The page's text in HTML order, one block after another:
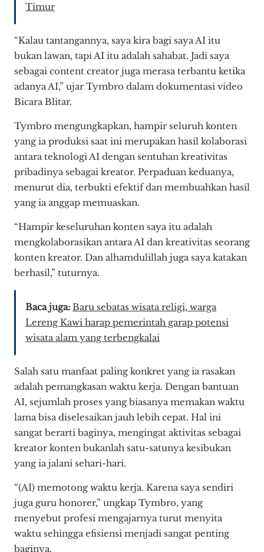
Timur
“Kalau tantangannya, saya kira bagi saya AI itu
bukan lawan, tapi AI itu adalah sahabat. Jadi saya
sebagai content creator juga merasa terbantu ketika
adanya AI,” ujar Tymbro dalam dokumentasi video
Bicara Blitar.
Tymbro mengungkapkan, hampir seluruh konten
yang ia produksi saat ini merupakan hasil kolaborasi
antara teknologi AI dengan sentuhan kreativitas
pribadinya sebagai kreator. Perpaduan keduanya,
menurut dia, terbukti efektif dan membuahkan hasil
yang ia anggap memuaskan.
“Hampir keseluruhan konten saya itu adalah
mengkolaborasikan antara AI dan kreativitas seorang
konten kreator. Dan alhamdulillah juga saya katakan
berhasil,” tuturnya.
Baca juga: Baru sebatas wisata religi, warga
Lereng Kawi harap pemerintah garap potensi
wisata alam yang terbengkalai
Salah satu manfaat paling konkret yang ia rasakan
adalah pemangkasan waktu kerja. Dengan bantuan
AI, sejumlah proses yang biasanya memakan waktu
lama bisa diselesaikan jauh lebih cepat. Hal ini
sangat berarti baginya, mengingat aktivitas sebagai
kreator konten bukanlah satu-satunya kesibukan
yang ia jalani sehari-hari.
“(AI) memotong waktu kerja. Karena saya sendiri
juga guru honorer,” ungkap Tymbro, yang
menyebut profesi mengajarnya turut menyita
waktu sehingga efisiensi menjadi sangat penting
baginya.